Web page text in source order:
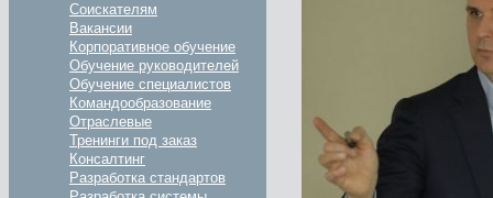
Соискателям
Вакансии
Корпоративное обучение
Обучение руководителей
Обучение специалистов
Командообразование
Отраслевые
Тренинги под заказ
Консалтинг
Разработка стандартов